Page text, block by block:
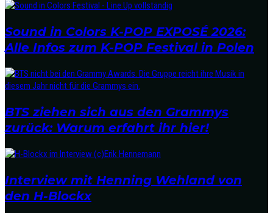
Sound in Colors K-POP EXPOSÉ 2026:
Alle Infos zum K-POP Festival in Polen
BTS ziehen sich aus den Grammys
zurück: Warum erfahrt ihr hier!
Interview mit Henning Wehland von
den H-Blockx